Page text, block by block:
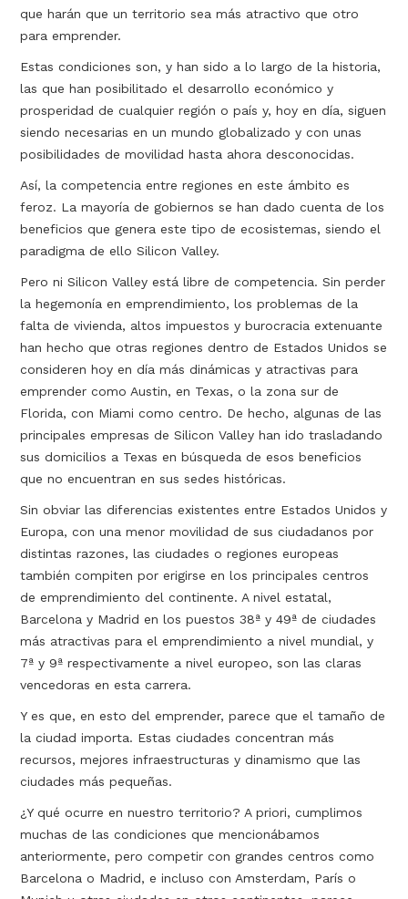
que harán que un territorio sea más atractivo que otro
para emprender.
Estas condiciones son, y han sido a lo largo de la historia,
las que han posibilitado el desarrollo económico y
prosperidad de cualquier región o país y, hoy en día, siguen
siendo necesarias en un mundo globalizado y con unas
posibilidades de movilidad hasta ahora desconocidas.
Así, la competencia entre regiones en este ámbito es
feroz. La mayoría de gobiernos se han dado cuenta de los
beneficios que genera este tipo de ecosistemas, siendo el
paradigma de ello Silicon Valley.
Pero ni Silicon Valley está libre de competencia. Sin perder
la hegemonía en emprendimiento, los problemas de la
falta de vivienda, altos impuestos y burocracia extenuante
han hecho que otras regiones dentro de Estados Unidos se
consideren hoy en día más dinámicas y atractivas para
emprender como Austin, en Texas, o la zona sur de
Florida, con Miami como centro. De hecho, algunas de las
principales empresas de Silicon Valley han ido trasladando
sus domicilios a Texas en búsqueda de esos beneficios
que no encuentran en sus sedes históricas.
Sin obviar las diferencias existentes entre Estados Unidos y
Europa, con una menor movilidad de sus ciudadanos por
distintas razones, las ciudades o regiones europeas
también compiten por erigirse en los principales centros
de emprendimiento del continente. A nivel estatal,
Barcelona y Madrid en los puestos 38ª y 49ª de ciudades
más atractivas para el emprendimiento a nivel mundial, y
7ª y 9ª respectivamente a nivel europeo, son las claras
vencedoras en esta carrera.
Y es que, en esto del emprender, parece que el tamaño de
la ciudad importa. Estas ciudades concentran más
recursos, mejores infraestructuras y dinamismo que las
ciudades más pequeñas.
¿Y qué ocurre en nuestro territorio? A priori, cumplimos
muchas de las condiciones que mencionábamos
anteriormente, pero competir con grandes centros como
Barcelona o Madrid, e incluso con Amsterdam, París o